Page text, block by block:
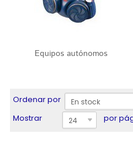
Equipos autónomos
Ordenar por En stock
Mostrar 24 por